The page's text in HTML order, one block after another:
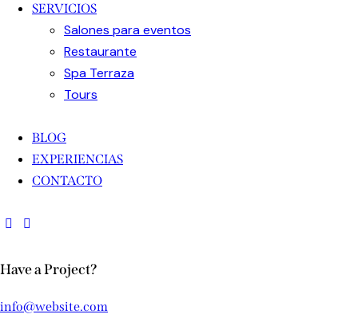
SERVICIOS
Salones para eventos
Restaurante
Spa Terraza
Tours
BLOG
EXPERIENCIAS
CONTACTO
Have a Project?
info@website.com